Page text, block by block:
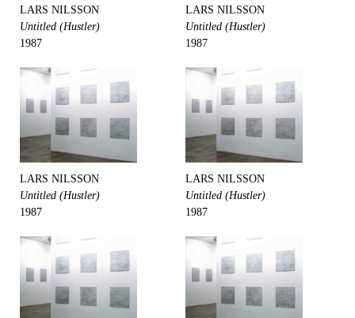
LARS NILSSON
Untitled (Hustler)
1987
LARS NILSSON
Untitled (Hustler)
1987
LARS NILSSON
Untitled (Hustler)
1987
LARS NILSSON
Untitled (Hustler)
1987